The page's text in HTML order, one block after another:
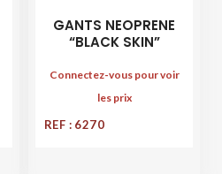
GANTS NEOPRENE
“BLACK SKIN”
Connectez-vous pour voir
les prix
REF : 6270